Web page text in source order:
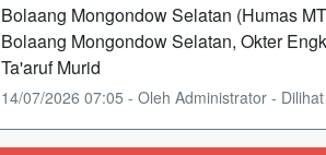
Bolaang Mongondow Selatan (Humas
Bolaang Mongondow Selatan, Okter
Ta'aruf Murid
14/07/2026 07:05 - Oleh Administrator -